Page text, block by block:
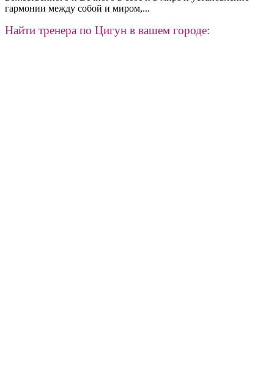
гармонии между собой и миром,...
Найти тренера по Цигун в вашем городе: